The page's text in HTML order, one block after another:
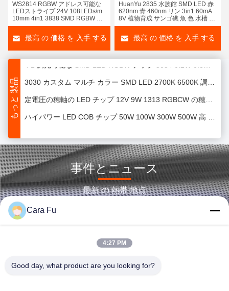
WS2814 RGBW アドレス可能な
LEDストライプ 24V 108LEDs/m
10mm 4in1 3838 SMD RGBW ド
リームカラー 個別制御可能なフレ
キシブルLEDテープ
最高 の 価格 を 入手 する
HuanYu 2835 水族館 SMD LED 赤
620nm 青 460nm リン 3in1 60mA
8V 植物育成 サンゴ礁 魚 色 水槽 ラ
イト ランプ
最高 の 価格 を 入手 する
もっと 製品
植物成長ライトのための深く赤い 2835 SMD LED の破片 660nm-665nm 0.5W
高い明るさ 2835 SMD LED の破片 160LM -170LM 1W 白色
コンパクト 3030 SMD LED チップ 2700k-6500K 超高輝度 LED チップ 160lm-180lm
4 1 調光可能な SMD LED RGBW チップ 5054 0.2W 0.8W 2W 4W ハイパワーに付き
100W 200W 300W 500W 写真/映画の照明のための LED COB の高い発電チップ
RoHS 2835 SMD LED チップ赤色 4000K 3V 60mA 長寿命高信頼性
0.2W 6000K 2835 白色 LED チップ SMD 高輝度 3 年保証
事件とニュース
最新 の 熱帯 地点
Cara Fu
4:27 PM
Good day, what product are you looking for?